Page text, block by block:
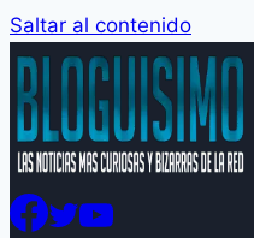
Saltar al contenido